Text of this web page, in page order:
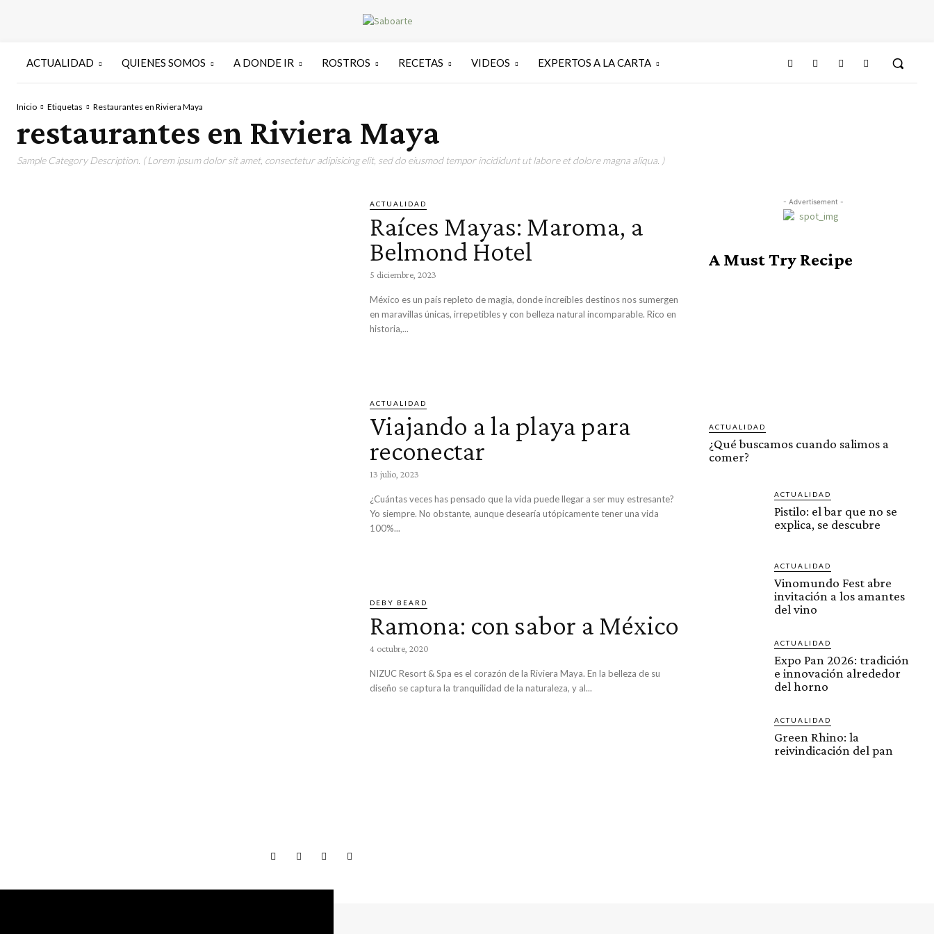
ACTUALIDAD QUIENES SOMOS A DONDE IR ROSTROS RECETAS VIDEOS EXPERTOS A LA CARTA
Inicio Etiquetas Restaurantes en Riviera Maya
restaurantes en Riviera Maya
Sample Category Description. ( Lorem ipsum dolor sit amet, consectetur adipisicing elit, sed do eiusmod tempor incididunt ut labore et dolore magna aliqua. )
ACTUALIDAD
Raíces Mayas: Maroma, a
Belmond Hotel
5 diciembre, 2023
México es un país repleto de magia, donde increíbles destinos nos sumergen
en maravillas únicas, irrepetibles y con belleza natural incomparable. Rico en
historia,...
ACTUALIDAD
Viajando a la playa para
reconectar
13 julio, 2023
¿Cuántas veces has pensado que la vida puede llegar a ser muy estresante?
Yo siempre. No obstante, aunque desearía utópicamente tener una vida
100%...
DEBY BEARD
Ramona: con sabor a México
4 octubre, 2020
NIZUC Resort & Spa es el corazón de la Riviera Maya. En la belleza de su
diseño se captura la tranquilidad de la naturaleza, y al...
- Advertisement -
A Must Try Recipe
ACTUALIDAD
¿Qué buscamos cuando salimos a
comer?
ACTUALIDAD
Pistilo: el bar que no se
explica, se descubre
ACTUALIDAD
Vinomundo Fest abre
invitación a los amantes
del vino
ACTUALIDAD
Expo Pan 2026: tradición
e innovación alrededor
del horno
ACTUALIDAD
Green Rhino: la
reivindicación del pan